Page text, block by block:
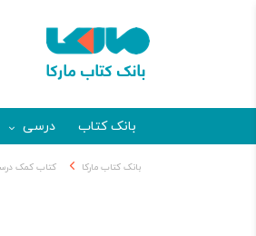
بانک کتاب درسی
بانک کتاب مارکا کتاب کمک